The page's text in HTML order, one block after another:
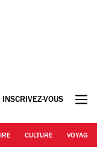
INSCRIVEZ-VOUS
CULTURE VOYAGE